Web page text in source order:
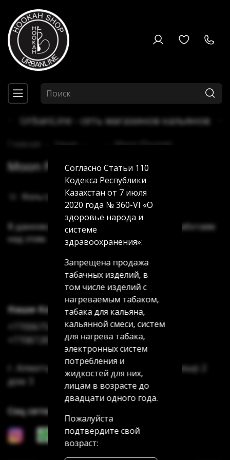
UrbanLine - сеть магазинов кальянов
Moon Phunnel
Moon Phunnel
Фильтры
В данном разделе пока нет товаров. Мы работаем
над этим.
Наши Контакты
+77006754622
+77087285185
г. Алматы Аксай 3 дом 7 г. Алматы Мамыр 2
дом 3
Соц сети
Согласно Статьи 110
Кодекса Республики
Казахстан от 7 июля
2020 года № 360-VI «О
здоровье народа и
системе
здравоохранения»:
Запрещена продажа
табачных изделий, в
том числе изделий с
нагреваемым табаком,
табака для кальяна,
кальянной смеси, систем
для нагрева табака,
электронных систем
потребления и
жидкостей для них,
лицам в возрасте до
двадцати одного года.
Пожалуйста
подтвердите свой
возраст: